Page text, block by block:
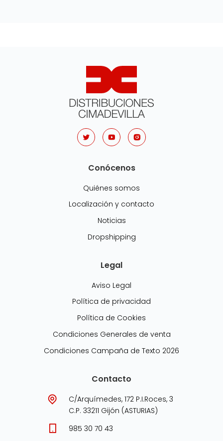
Conócenos
Quiénes somos
Localización y contacto
Noticias
Dropshipping
Legal
Aviso Legal
Política de privacidad
Política de Cookies
Condiciones Generales de venta
Condiciones Campaña de Texto 2026
Contacto
C/Arquímedes, 172 P.I.Roces, 3
C.P. 33211 Gijón (ASTURIAS)
985 30 70 43